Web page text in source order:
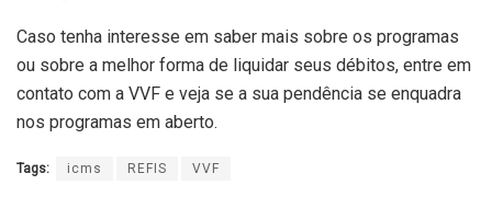
Caso tenha interesse em saber mais sobre os programas
ou sobre a melhor forma de liquidar seus débitos, entre em
contato com a VVF e veja se a sua pendência se enquadra
nos programas em aberto.
Tags: icms REFIS VVF